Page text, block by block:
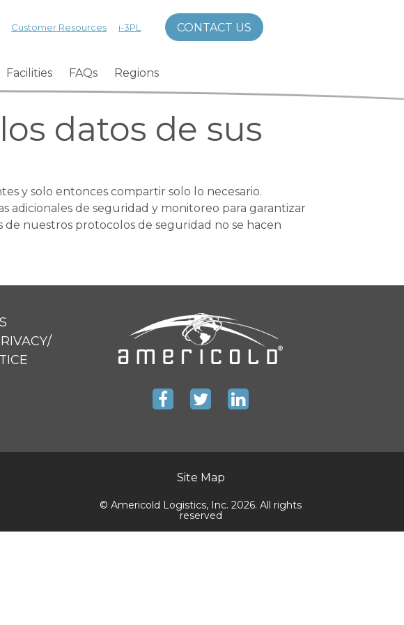
Customer Resources i-3PL CONTACT US
Facilities FAQs Regions
datos de sus
y solo entonces compartir solo lo necesario.
adicionales de seguridad y monitoreo para garantizar
nuestros protocolos de seguridad no se hacen
Site Map
© Americold Logistics, Inc. 2026. All rights
reserved